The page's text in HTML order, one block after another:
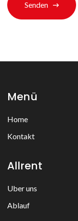
Senden
Menü
Home
Kontakt
Allrent
Uber uns
Ablauf